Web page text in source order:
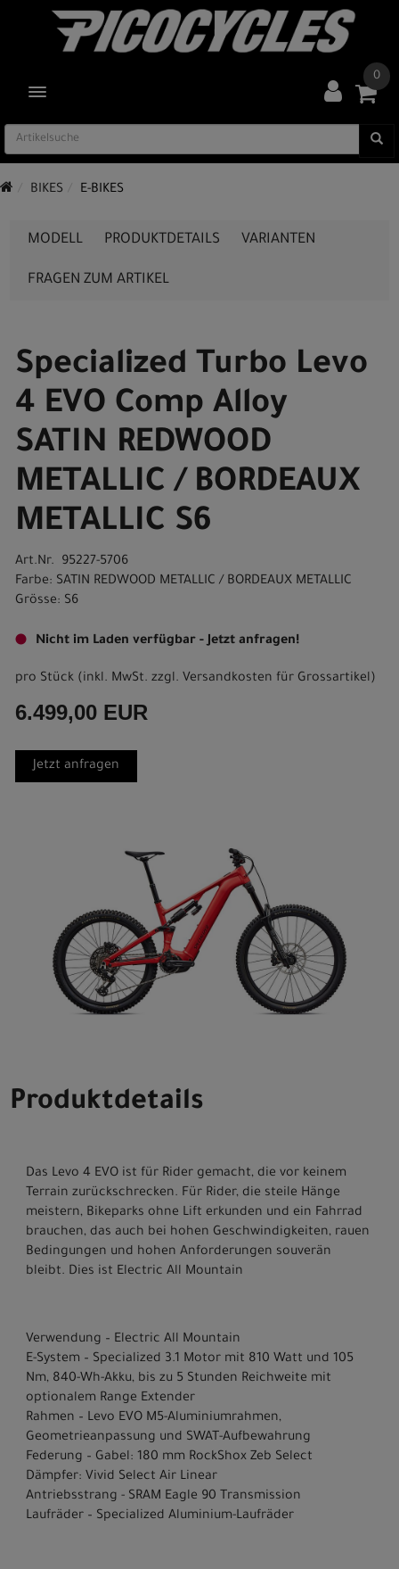
TOGGLE NAVIGATION
0
BIKES E-BIKES
MODELL PRODUKTDETAILS VARIANTEN
FRAGEN ZUM ARTIKEL
Specialized Turbo Levo
4 EVO Comp Alloy
SATIN REDWOOD
METALLIC / BORDEAUX
METALLIC S6
Art.Nr. 95227-5706
Farbe: SATIN REDWOOD METALLIC / BORDEAUX METALLIC
Grösse: S6
Nicht im Laden verfügbar - Jetzt anfragen!
pro Stück (inkl. MwSt. zzgl. Versandkosten für Grossartikel)
6.499,00 EUR
Jetzt anfragen
Produktdetails
Das Levo 4 EVO ist für Rider gemacht, die vor keinem
Terrain zurückschrecken. Für Rider, die steile Hänge
meistern, Bikeparks ohne Lift erkunden und ein Fahrrad
brauchen, das auch bei hohen Geschwindigkeiten, rauen
Bedingungen und hohen Anforderungen souverän
bleibt. Dies ist Electric All Mountain
Verwendung – Electric All Mountain
E-System – Specialized 3.1 Motor mit 810 Watt und 105
Nm, 840-Wh-Akku, bis zu 5 Stunden Reichweite mit
optionalem Range Extender
Rahmen – Levo EVO M5-Aluminiumrahmen,
Geometrieanpassung und SWAT-Aufbewahrung
Federung – Gabel: 180 mm RockShox Zeb Select
Dämpfer: Vivid Select Air Linear
Antriebsstrang - SRAM Eagle 90 Transmission
Laufräder – Specialized Aluminium-Laufräder